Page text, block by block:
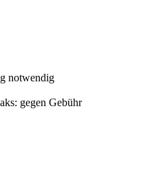
notwendig
gegen Gebühr